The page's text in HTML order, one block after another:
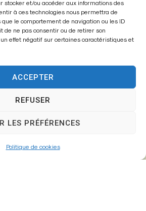
stocker et/ou accéder aux informations des
à ces technologies nous permettra de
le comportement de navigation ou les ID
de ne pas consentir ou de retirer son
effet négatif sur certaines caractéristiques et
ACCEPTER
REFUSER
LES PRÉFÉRENCES
Politique de cookies
Mairie,
du Général de Gaulle
01 64 25 90 67
tresigny.fr